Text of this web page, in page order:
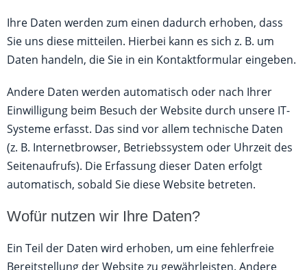
Ihre Daten werden zum einen dadurch erhoben, dass
Sie uns diese mitteilen. Hierbei kann es sich z. B. um
Daten handeln, die Sie in ein Kontaktformular eingeben.
Andere Daten werden automatisch oder nach Ihrer
Einwilligung beim Besuch der Website durch unsere IT-
Systeme erfasst. Das sind vor allem technische Daten
(z. B. Internetbrowser, Betriebssystem oder Uhrzeit des
Seitenaufrufs). Die Erfassung dieser Daten erfolgt
automatisch, sobald Sie diese Website betreten.
Wofür nutzen wir Ihre Daten?
Ein Teil der Daten wird erhoben, um eine fehlerfreie
Bereitstellung der Website zu gewährleisten. Andere